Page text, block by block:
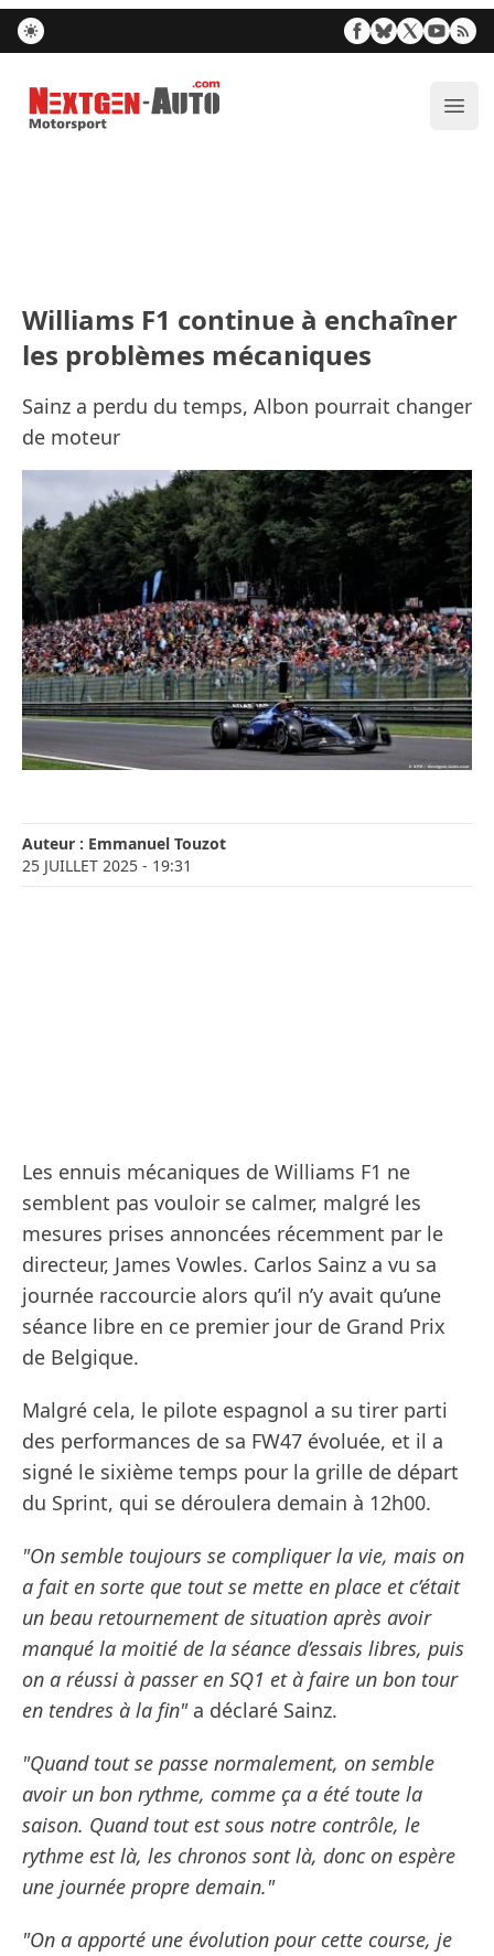
Nextgen-Auto.com
Williams F1 continue à enchaîner
les problèmes mécaniques
Sainz a perdu du temps, Albon pourrait changer
de moteur
Auteur : Emmanuel Touzot
25 JUILLET 2025 - 19:31
Les ennuis mécaniques de Williams F1 ne
semblent pas vouloir se calmer, malgré les
mesures prises annoncées récemment par le
directeur, James Vowles. Carlos Sainz a vu sa
journée raccourcie alors qu’il n’y avait qu’une
séance libre en ce premier jour de Grand Prix
de Belgique.
Malgré cela, le pilote espagnol a su tirer parti
des performances de sa FW47 évoluée, et il a
signé le sixième temps pour la grille de départ
du Sprint, qui se déroulera demain à 12h00.
"On semble toujours se compliquer la vie, mais on
a fait en sorte que tout se mette en place et c’était
un beau retournement de situation après avoir
manqué la moitié de la séance d’essais libres, puis
on a réussi à passer en SQ1 et à faire un bon tour
en tendres à la fin" a déclaré Sainz.
"Quand tout se passe normalement, on semble
avoir un bon rythme, comme ça a été toute la
saison. Quand tout est sous notre contrôle, le
rythme est là, les chronos sont là, donc on espère
une journée propre demain."
"On a apporté une évolution pour cette course, je